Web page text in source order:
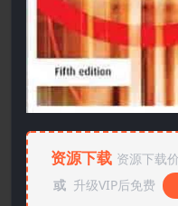
资源下载 资源下载
或 升级VIP后免费